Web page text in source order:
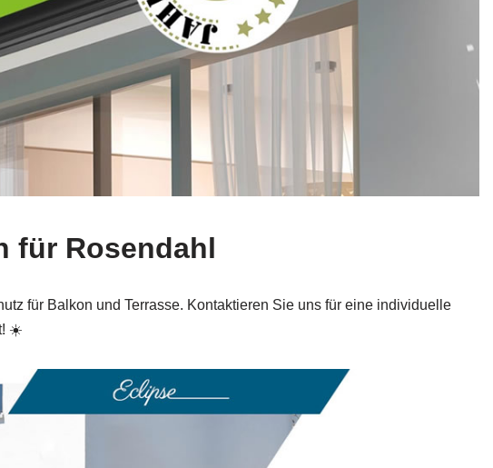
für Rosendahl
für Balkon und Terrasse. Kontaktieren Sie uns für eine individuelle
☀️